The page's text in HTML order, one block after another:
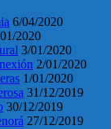
6/04/2020
2020
3/01/2020
2/01/2020
1/01/2020
31/12/2019
30/12/2019
27/12/2019